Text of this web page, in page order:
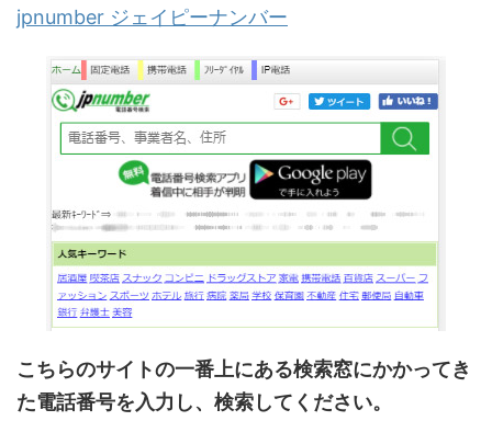
jpnumber ジェイピーナンバー
こちらのサイトの一番上にある検索窓にかかってき
た電話番号を入力し、検索してください。